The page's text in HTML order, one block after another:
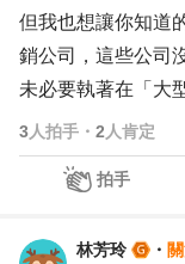
但我也想讓你知道
銷公司，這些公司
未必要執著在「大
3人拍手 ・ 2 人肯定
拍手
林芳玲 ・